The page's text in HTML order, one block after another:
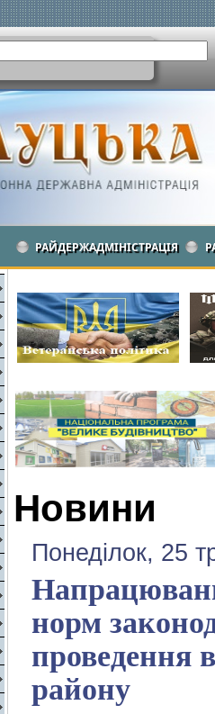
РАЙДЕРЖАДМІНІСТРАЦІЯ
Новини
Понеділок, 25
норм
проведення
району